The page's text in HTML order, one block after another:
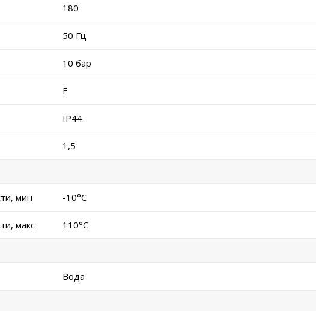
180
50 Гц
10 бар
F
IP44
1,5
мин -10°C
макс 110°C
Вода